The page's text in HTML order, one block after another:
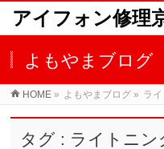
アイフォン修理
よもやまブログ
HOME » よもやまブログ » ラ
タグ : ライトニ